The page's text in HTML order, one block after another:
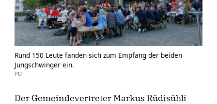
Rund 150 Leute fanden sich zum Empfang der beiden
Jungschwinger ein.
PD
Der Gemeindevertreter Markus Rüdisühli